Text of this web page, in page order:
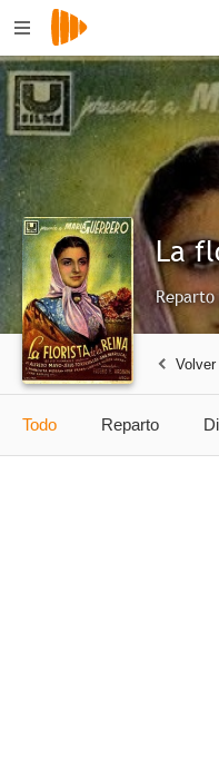
La
Reparto
Todo Reparto